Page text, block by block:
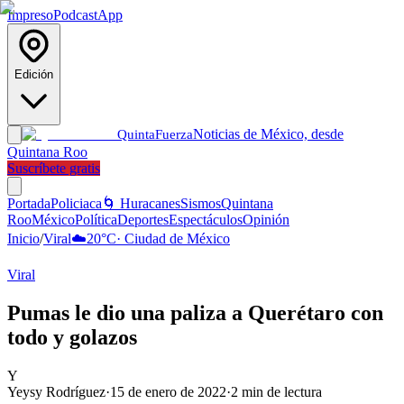
ImpresoPodcastApp
Edición
QuintaFuerzaNoticias de México, desde
Quintana Roo
Suscríbete gratis
PortadaPoliciaca 🌀 HuracanesSismosQuintana
RooMéxicoPolíticaDeportesEspectáculosOpinión
Inicio/Viral☁️20°C· Ciudad de México
Viral
Pumas le dio una paliza a Querétaro con
todo y golazos
Y
Yeysy Rodríguez·15 de enero de 2022·2 min de lectura